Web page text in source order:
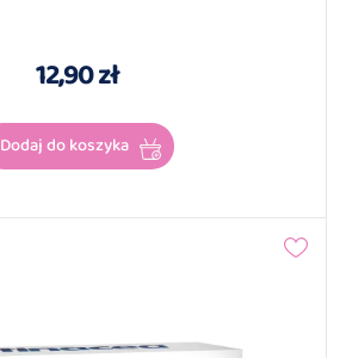
12,90 zł
Dodaj do koszyka